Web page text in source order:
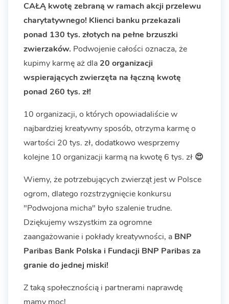
CAŁĄ kwotę zebraną w ramach akcji przelewu
charytatywnego! Klienci banku przekazali
ponad 130 tys. złotych na pełne brzuszki
zwierzaków. Podwojenie całości oznacza, że
kupimy karmę aż dla 20 organizacji
wspierających zwierzęta na łączną kwotę
ponad 260 tys. zł!
10 organizacji, o których opowiadaliście w
najbardziej kreatywny sposób, otrzyma karmę o
wartości 20 tys. zł, dodatkowo wesprzemy
kolejne 10 organizacji karmą na kwotę 6 tys. zł 😍
Wiemy, że potrzebujących zwierząt jest w Polsce
ogrom, dlatego rozstrzygnięcie konkursu
"Podwojona micha" było szalenie trudne.
Dziękujemy wszystkim za ogromne
zaangażowanie i pokłady kreatywności, a BNP
Paribas Bank Polska i Fundacji BNP Paribas za
granie do jednej miski!
Z taką społecznością i partnerami naprawdę